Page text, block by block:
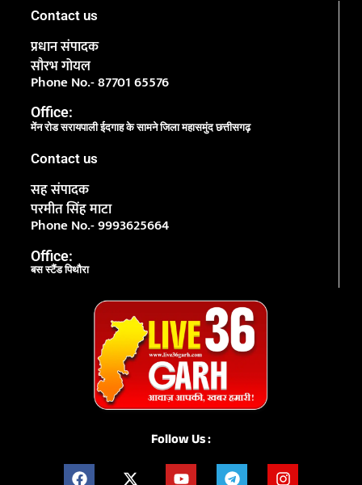
Contact us
प्रधान संपादक
सौरभ गोयल
Phone No.- 87701 65576
Office:
मेंन रोड सरायपाली ईदगाह के सामने जिला महासमुंद छत्तीसगढ़
Contact us
सह संपादक
परमीत सिंह माटा
Phone No.- 9993625664
Office:
बस स्टैंड पिथौरा
Follow Us :